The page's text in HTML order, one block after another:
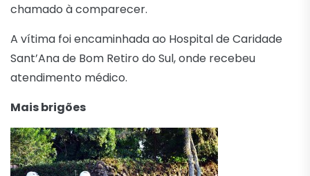
chamado à comparecer.
A vítima foi encaminhada ao Hospital de Caridade
Sant’Ana de Bom Retiro do Sul, onde recebeu
atendimento médico.
Mais brigões